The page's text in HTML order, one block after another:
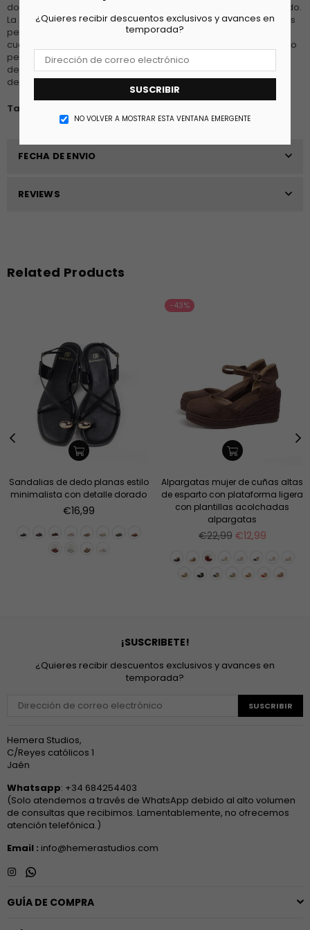
¿Quieres recibir descuentos exclusivos y avances en
temporada?
SUSCRIBIR
NO VOLVER A MOSTRAR ESTA VENTANA EMERGENTE
dorado con lentejuelas, ofreciendo un look brillante y sofisticado.
La suela de goma garantiza durabilidad y tracción, haciéndolas
perfectas para el uso diario. Ideales para combinar con
cualquier atuendo urbano, estas zapatillas son el complemento
perfecto para añadir un toque de glamour a tu vestuario. No
dejes pasar la oportunidad de destacar con estas zapatillas
deslumbrantes.
Tallan normal, recomendamos el número habitual
FECHA DE ENVIO
REVIEWS
Related Products
Sandalias de dedo planas estilo
minimalista con detalle dorado
Precio
€16,99
-43%
Alpargatas mujer de cuñas altas
de esparto con plataforma ligera
con plantillas acolchadas
alpargatas
Precio
€22,99 €12,99
¡SUSCRIBETE!
¿Quieres recibir descuentos exclusivos y avances en
temporada?
SUSCRIBIR
Hemera Studios,
C/Reyes católicos 1
Jaén
Whatsapp: +34 684254403
(Solo atendemos a través de WhatsApp debido al alto volumen
de consultas que recibimos. Lamentablemente, no ofrecemos
atención telefónica.)
Email : info@hemerastudios.com
InstagramWhatsapp
GUÍA DE COMPRA